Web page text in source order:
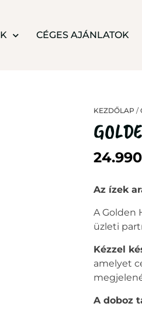
CÉGES AJÁNLATOK
KEZDŐLAP /
24.990
Az ízek
A Golden
üzleti
Kézzel
amelyet
A doboz